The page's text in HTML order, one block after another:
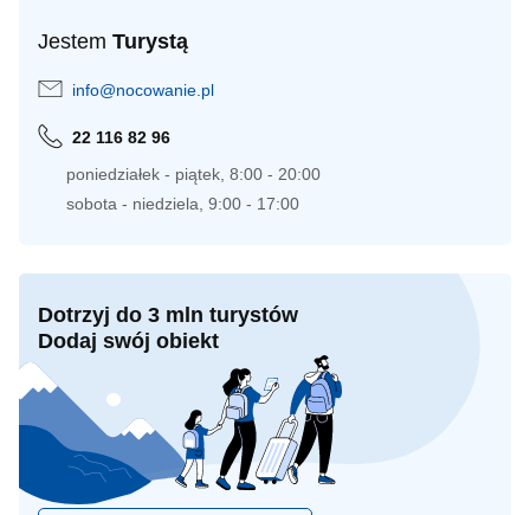
Jestem Turystą
info@nocowanie.pl
22 116 82 96
poniedziałek - piątek, 8:00 - 20:00
sobota - niedziela, 9:00 - 17:00
Dotrzyj do 3 mln turystów
Dodaj swój obiekt